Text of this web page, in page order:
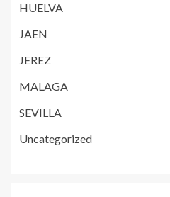
HUELVA
JAEN
JEREZ
MALAGA
SEVILLA
Uncategorized